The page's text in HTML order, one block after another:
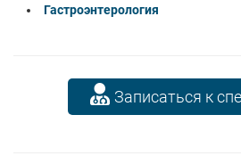
Гастроэнтерология
Записаться к